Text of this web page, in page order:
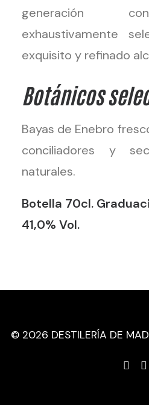
generación
exhaustivamente
exquisito y refinado
Botánicos
Bayas de Enebro
conciliadores y
naturales.
Botella 70cl.
41,0% Vol.
© 2026 DESTILERÍA DE